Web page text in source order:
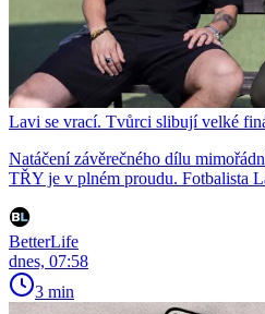
Lavi se vrací. Tvůrci slibují velké
Natáčení závěrečného dílu
TŘY je v plném proudu. Fotbalista
BetterLife
dnes, 07:58
3 min